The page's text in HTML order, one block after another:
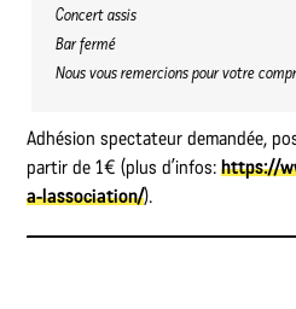
Concert assis
Bar fermé
Nous vous remercions pour votre
Adhésion spectateur demandée,
partir de 1€ (plus d’infos:https://
a-lassociation/).